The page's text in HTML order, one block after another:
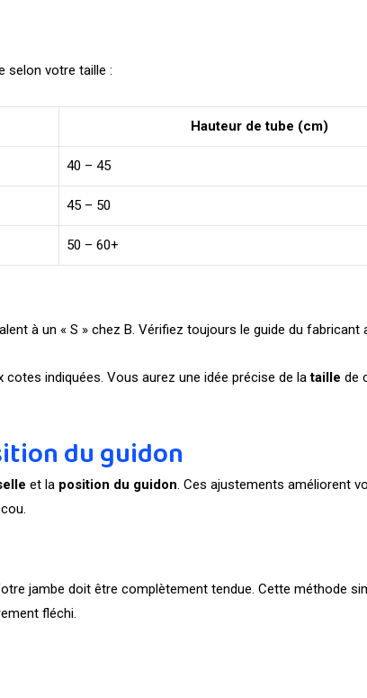
selon votre taille :
Hauteur de tube (cm)
40 – 45
45 – 50
50 – 60+
à un « S » chez B. Vérifiez toujours le guide du fabricant
indiquées. Vous aurez une idée précise de lataille de
du guidon
et la position du guidon. Ces ajustements améliorent
jambe doit être complètement tendue. Cette méthode
fléchi.